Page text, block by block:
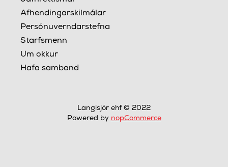
Afhendingarskilmálar
Persónuverndarstefna
Starfsmenn
Um okkur
Hafa samband
Langisjór ehf © 2022
Powered by nopCommerce